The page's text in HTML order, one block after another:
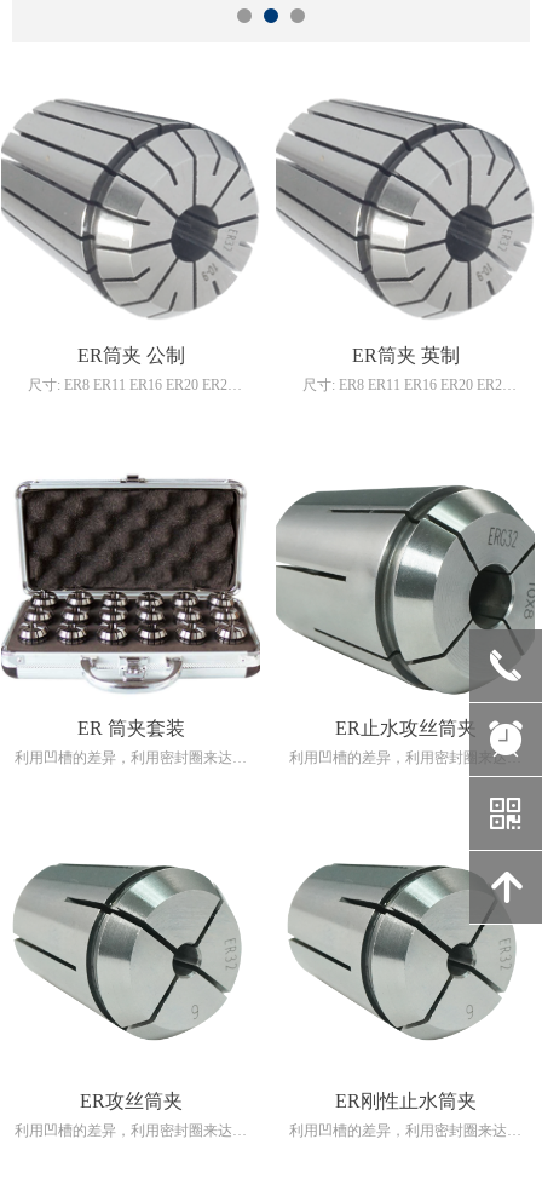
ER筒夹 公制
尺寸: ER8 ER11 ER16 ER20 ER25
用途：夹持钻头、镗刀、铣刀、丝锥
等。
标准：DIN6499
ER筒夹 英制
尺寸: ER8 ER11 ER16 ER20 ER25
用途：夹持钻头、镗刀、铣刀、丝锥
等。
标准：DIN6499
ER 筒夹套装
利用凹槽的差异，利用密封圈来达到
于最大夹紧范围）
产品的ER部分符合DIN6499，可与合
适的刀柄配合使用
ER止水攻丝筒夹
利用凹槽的差异，利用密封圈来达到
周围的冷却液并提供中心作为出水口
适用于卡紧带出水口的切削刀具
可承受高达21 kgf/cm2的水压
无灵活性（无灵活性夹紧范围。取决
于最大夹紧范围）
产品的ER部分符合DIN6499，可与合
适的刀柄配合使用
ER攻丝筒夹
利用凹槽的差异，利用密封圈来达到
ER刚性止水筒夹
利用凹槽的差异，利用密封圈来达到
끅
뀥
낃
녕